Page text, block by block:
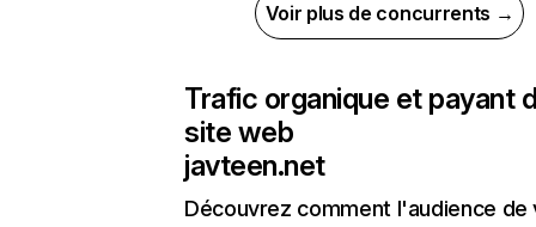
Voir plus de concurrents →
Trafic organique et payant
site web
javteen.net
Découvrez comment l'audience de